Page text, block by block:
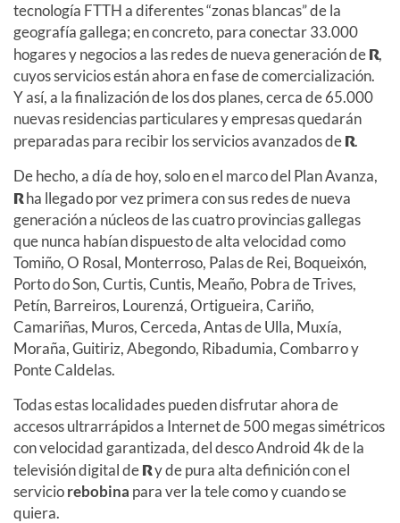
tecnología FTTH a diferentes “zonas blancas” de la
geografía gallega; en concreto, para conectar 33.000
hogares y negocios a las redes de nueva generación deR,
cuyos servicios están ahora en fase de comercialización.
Y así, a la finalización de los dos planes, cerca de 65.000
nuevas residencias particulares y empresas quedarán
preparadas para recibir los servicios avanzados deR.
De hecho, a día de hoy, solo en el marco del Plan Avanza,
Rha llegado por vez primera con sus redes de nueva
generación a núcleos de las cuatro provincias gallegas
que nunca habían dispuesto de alta velocidad como
Tomiño, O Rosal, Monterroso, Palas de Rei, Boqueixón,
Porto do Son, Curtis, Cuntis, Meaño, Pobra de Trives,
Petín, Barreiros, Lourenzá, Ortigueira, Cariño,
Camariñas, Muros, Cerceda, Antas de Ulla, Muxía,
Moraña, Guitiriz, Abegondo, Ribadumia, Combarro y
Ponte Caldelas.
Todas estas localidades pueden disfrutar ahora de
accesos ultrarrápidos a Internet de 500 megas simétricos
con velocidad garantizada, del desco Android 4k de la
televisión digital deRy de pura alta definición con el
serviciorebobina para ver la tele como y cuando se
quiera.